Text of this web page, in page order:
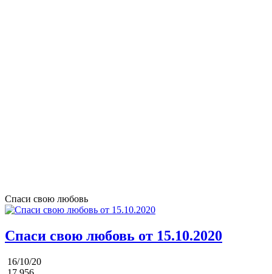
Спаси свою любовь
Спаси свою любовь от 15.10.2020
16/10/20